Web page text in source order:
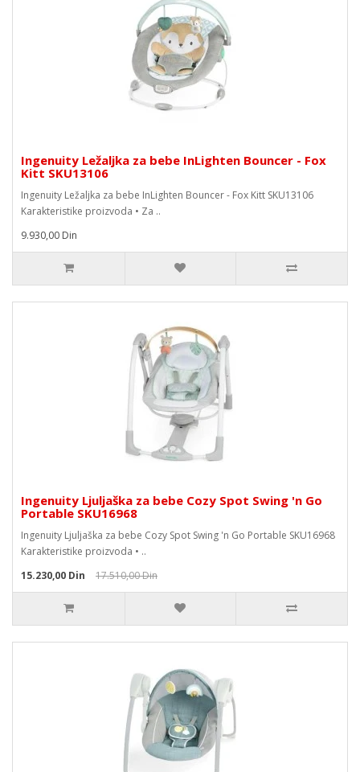
Ingenuity Ležaljka za bebe InLighten Bouncer - Fox
Kitt SKU13106
Ingenuity Ležaljka za bebe InLighten Bouncer - Fox Kitt SKU13106
Karakteristike proizvoda • Za ..
9.930,00 Din
Ingenuity Ljuljaška za bebe Cozy Spot Swing 'n Go
Portable SKU16968
Ingenuity Ljuljaška za bebe Cozy Spot Swing 'n Go Portable SKU16968
Karakteristike proizvoda • ..
15.230,00 Din
17.510,00 Din